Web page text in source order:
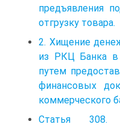
предъявления
отгрузку товара.
2. Хищение
из РКЦ Банка в
путем
финансовых
коммерческого
Статья 308.